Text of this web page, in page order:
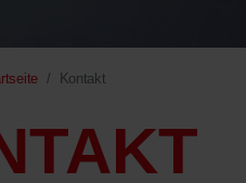
Kontakt